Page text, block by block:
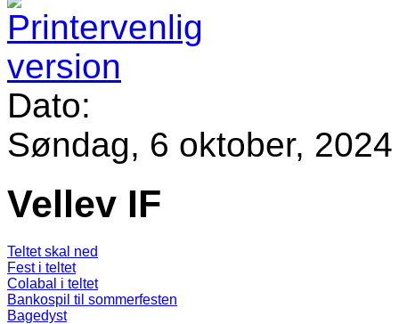
Dato:
Søndag, 6 oktober,
Vellev IF
Teltet skal ned
Fest i teltet
Colabal i teltet
Bankospil til sommerfesten
Bagedyst